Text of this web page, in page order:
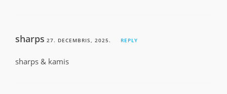
sharps 27. DECEMBRIS, 2025. REPLY
sharps & kamis